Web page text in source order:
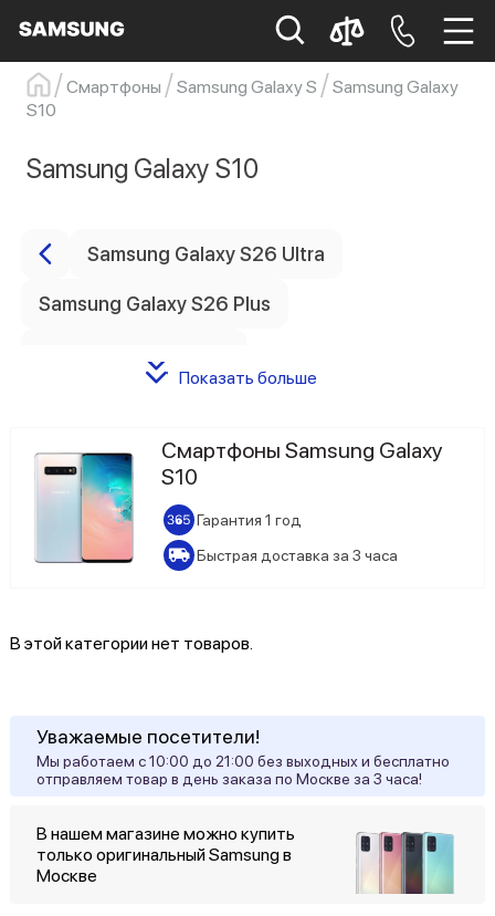
Samsung
Galaxy S22
s21
Смартфоны Samsung Galaxy S
Samsung Galaxy
S10
Samsung Galaxy S10
Samsung Galaxy S26 Ultra
Samsung Galaxy S26 Plus
Samsung Galaxy S25
Samsung Galaxy S25 Edge
Samsung Galaxy S25 FE
Samsung Galaxy S25 Ultra
Samsung Galaxy S24 Plus
Samsung Galaxy S23 Ultra
Показать больше
Смартфоны Samsung Galaxy
S10
Гарантия 1 год
Быстрая доставка за 3 часа
В этой категории нет товаров.
Уважаемые посетители!
Мы работаем с 10:00 до 21:00 без выходных и бесплатно
отправляем товар в день заказа по Москве за 3 часа!
В нашем магазине можно купить
только оригинальный Samsung в
Москве